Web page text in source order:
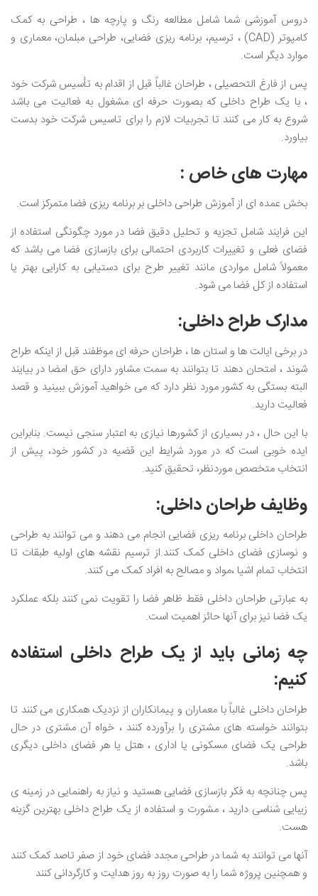
دروس آموزشی شما شامل مطالعه رنگ و پارچه ها ، طراحی به کمک
کامپوتر (CAD) ، ترسیم، برنامه ریزی فضایی، طراحی مبلمان، معماری و
موارد دیگر است.
پس از فارغ التحصیلی ، طراحان غالباً قبل از اقدام به تأسیس شرکت خود
، با یک طراح داخلی که بصورت حرفه ای مشغول به فعالیت می باشد
شروع به کار می کنند تا تجربیات لازم را برای تاسیس شرکت خود بدست
بیاورد.
مهارت های خاص :
بخش عمده ای از آموزش طراحی داخلی بر برنامه ریزی فضا متمرکز است.
این فرایند شامل تجزیه و تحلیل دقیق فضا در مورد چگونگی استفاده از
فضای فعلی و تغییرات کاربردی احتمالی برای بازسازی فضا می باشد که
معمولاً شامل مواردی مانند تغییر طرح برای دستیابی به کارایی بهتر یا
استفاده از کل فضا می شود.
مدارک طراح داخلی:
در برخی ایالت ها و استان ها ، طراحان حرفه ای موظفند قبل از اینکه طراح
شوند ، امتحان دهند تا بتوانند به سمت مشاور دارای حق امضا در بیایند
البته بستگی به کشور مورد نظر دارد که می خواهید آموزش ببینید و قصد
فعالیت دارید.
با این حال ، در بسیاری از کشورها نیازی به اعتبار سنجی نیست. بنابراین
ایده خوبی است که در مورد شرایط این قضیه در کشور خود، پیش از
انتخاب متخصص موردنظر، تحقیق کنید.
وظایف طراحان داخلی:
طراحان داخلی برنامه ریزی فضایی انجام می دهند و می توانند به طراحی
و نوسازی فضای داخلی کمک کنند.از ترسیم نقشه های اولیه طبقات تا
انتخاب تمام اشیا ،مواد و مصالح به افراد کمک می کنند.
به عبارتی طراحان داخلی فقط ظاهر فضا را تقویت نمی کنند بلکه عملکرد
یک فضا نیز برای آنها حائز اهمیت است.
چه زمانی باید از یک طراح داخلی استفاده
کنیم:
طراحان داخلی غالباً با معماران و پیمانکاران از نزدیک همکاری می کنند تا
بتوانند خواسته های مشتری را برآورده کنند ، خواه آن مشتری در حال
طراحی یک فضای مسکونی یا اداری ، هتل یا هر فضای داخلی دیگری
باشد.
پس چنانچه به فکر بازسازی فضایی هستید و نیاز به راهنمایی در زمینه ی
زیبایی شناسی دارید ، مشورت و استفاده از یک طراح داخلی بهترین گزینه
هست.
آنها می توانند به شما در طراحی مجدد فضای خود از صفر تاصد کمک کنند
و همچنین پروژه شما را به صورت روز به روز هدایت و کارگردانی کنند